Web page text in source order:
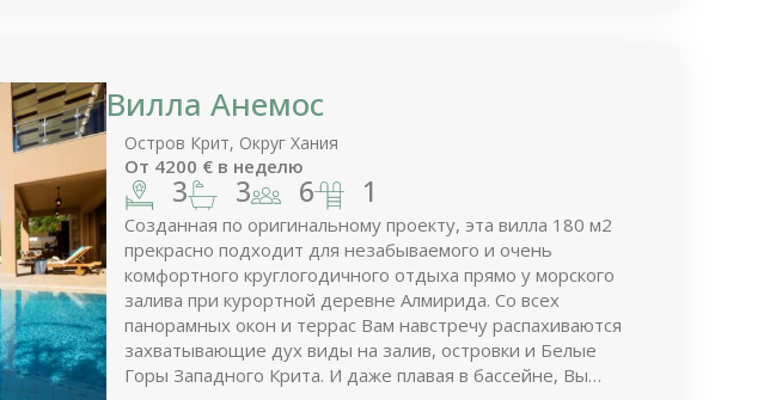
Вилла Анемос
Остров Крит, Округ Хания
От 4200 € в неделю
3 3 6 1
Созданная по оригинальному проекту, эта вилла 180 м2
прекрасно подходит для незабываемого и очень
комфортного круглогодичного отдыха прямо у морского
залива при курортной деревне Алмирида. Со всех
панорамных окон и террас Вам навстречу распахиваются
захватывающие дух виды на залив, островки и Белые
Горы Западного Крита. И даже плавая в бассейне, Вы